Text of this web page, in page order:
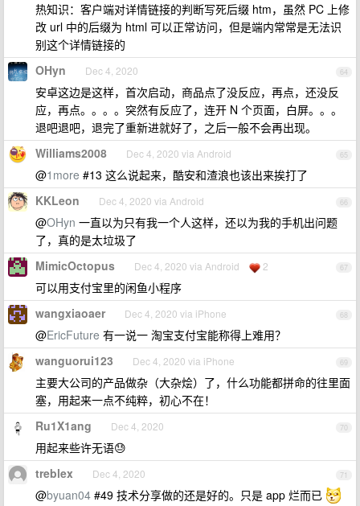
热知识：客户端对详情链接的判断写死后缀 htm，虽然 PC 上修
改 url 中的后缀为 html 可以正常访问，但是端内常常是无法识
别这个详情链接的
64
OHyn Dec 4, 2020
安卓这边是这样，首次启动，商品点了没反应，再点，还没反
应，再点。。。。突然有反应了，连开 N 个页面，白屏。。。
退吧退吧，退完了重新进就好了，之后一般不会再出现。
65
Williams2008 Dec 4, 2020 via Android
@1more #13 这么说起来，酷安和渣浪也该出来挨打了
66
KKLeon Dec 4, 2020 via Android
@OHyn 一直以为只有我一个人这样，还以为我的手机出问题
了，真的是太垃圾了
67
MimicOctopus Dec 4, 2020 via Android 2
可以用支付宝里的闲鱼小程序
68
wangxiaoaer Dec 4, 2020 via iPhone
@EricFuture 有一说一 淘宝支付宝能称得上难用？
69
wanguorui123 Dec 4, 2020 via iPhone
主要大公司的产品做杂（大杂烩）了，什么功能都拼命的往里面
塞，用起来一点不纯粹，初心不在！
70
Ru1X1ang Dec 4, 2020
用起来些许无语😓
71
treblex Dec 4, 2020
@byuan04 #49 技术分享做的还是好的。只是 app 烂而已